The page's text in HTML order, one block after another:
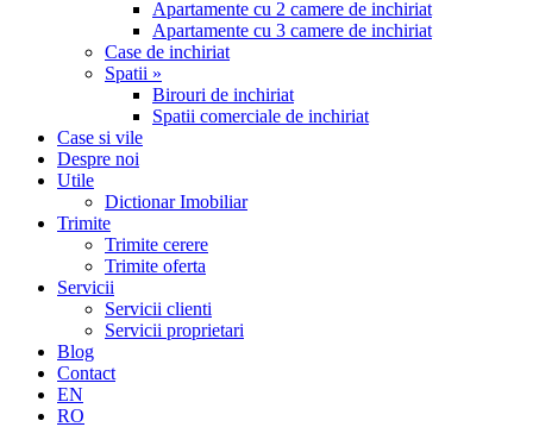
Apartamente cu 2 camere de inchiriat
Apartamente cu 3 camere de inchiriat
Case de inchiriat
Spatii »
Birouri de inchiriat
Spatii comerciale de inchiriat
Case si vile
Despre noi
Utile
Dictionar Imobiliar
Trimite
Trimite cerere
Trimite oferta
Servicii
Servicii clienti
Servicii proprietari
Blog
Contact
EN
RO